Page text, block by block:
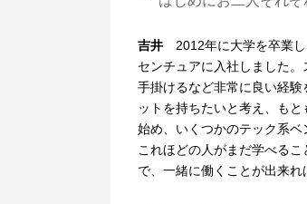
吉井
2012年に大学を卒業
センチュアに入社しました
手掛けるなど非常に良い経
ットを持ちたいと考え、も
始め、いくつかのテック系ベ
これほどの人がまだ学べる
で、一緒に働くことが出来れ